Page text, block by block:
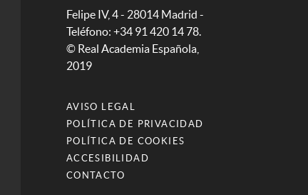
Felipe IV, 4 - 28014 Madrid -
Teléfono: +34 91 420 14 78.
© Real Academia Española,
2019
AVISO LEGAL
POLÍTICA DE PRIVACIDAD
POLÍTICA DE COOKIES
ACCESIBILIDAD
CONTACTO